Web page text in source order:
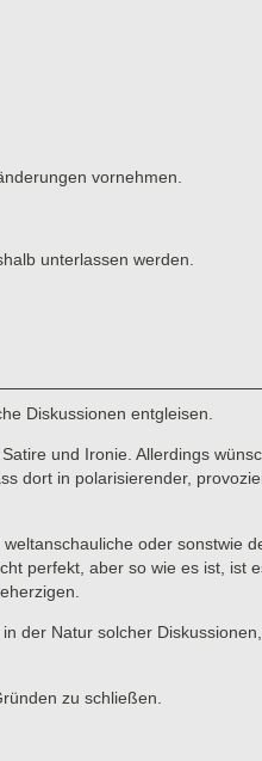
vornehmen.
unterlassen werden.
Diskussionen entgleisen.
und Ironie. Allerdings
dort in polarisierender,
oder sonstwie
perfekt, aber so wie es ist, ist
der Natur solcher
zu schließen.